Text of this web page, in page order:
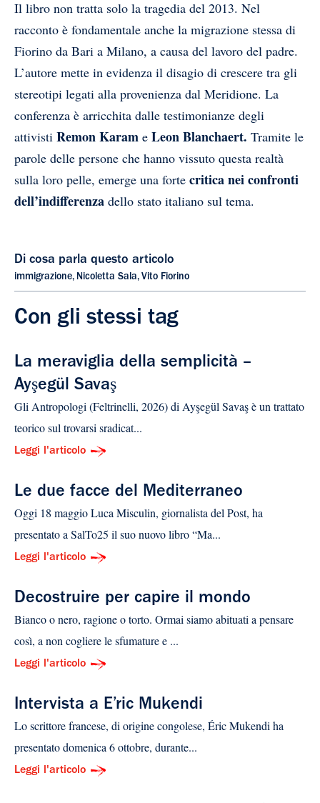
Il libro non tratta solo la tragedia del 2013. Nel
racconto è fondamentale anche la migrazione stessa di
Fiorino da Bari a Milano, a causa del lavoro del padre.
L’autore mette in evidenza il disagio di crescere tra gli
stereotipi legati alla provenienza dal Meridione. La
conferenza è arricchita dalle testimonianze degli
attivisti Remon Karam e Leon Blanchaert. Tramite le
parole delle persone che hanno vissuto questa realtà
sulla loro pelle, emerge una forte critica nei confronti
dell’indifferenza dello stato italiano sul tema.
Di cosa parla questo articolo
immigrazione, Nicoletta Sala, Vito Fiorino
Con gli stessi tag
La meraviglia della semplicità –
Ayşegül Savaş
Gli Antropologi (Feltrinelli, 2026) di Ayşegül Savaş è un trattato
teorico sul trovarsi sradicat...
Leggi l'articolo
Le due facce del Mediterraneo
Oggi 18 maggio Luca Misculin, giornalista del Post, ha
presentato a SalTo25 il suo nuovo libro “Ma...
Leggi l'articolo
Decostruire per capire il mondo
Bianco o nero, ragione o torto. Ormai siamo abituati a pensare
così, a non cogliere le sfumature e ...
Leggi l'articolo
Intervista a E’ric Mukendi
Lo scrittore francese, di origine congolese, Éric Mukendi ha
presentato domenica 6 ottobre, durante...
Leggi l'articolo